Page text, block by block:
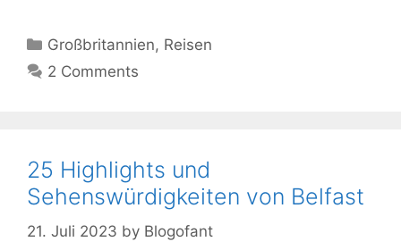
Kategorien
Großbritannien, Reisen
2 Comments
25 Highlights und
Sehenswürdigkeiten von Belfast
21. Juli 2023 by Blogofant